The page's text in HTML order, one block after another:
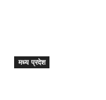
मध्य प्रदेश